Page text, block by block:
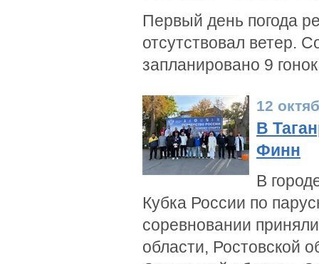
Первый день погода
отсутствовал ветер.
запланировано 9
12
В
Финн
В
Кубка России по
соревновании
области, Ростовской